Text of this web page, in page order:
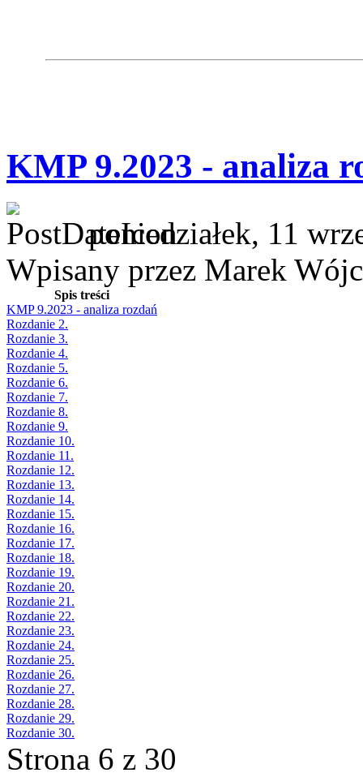
KMP 9.2023 - analiza
poniedziałek, 11
Wpisany przez Marek
Spis treści
KMP 9.2023 - analiza rozdań
Rozdanie 2.
Rozdanie 3.
Rozdanie 4.
Rozdanie 5.
Rozdanie 6.
Rozdanie 7.
Rozdanie 8.
Rozdanie 9.
Rozdanie 10.
Rozdanie 11.
Rozdanie 12.
Rozdanie 13.
Rozdanie 14.
Rozdanie 15.
Rozdanie 16.
Rozdanie 17.
Rozdanie 18.
Rozdanie 19.
Rozdanie 20.
Rozdanie 21.
Rozdanie 22.
Rozdanie 23.
Rozdanie 24.
Rozdanie 25.
Rozdanie 26.
Rozdanie 27.
Rozdanie 28.
Rozdanie 29.
Rozdanie 30.
Strona 6 z 30